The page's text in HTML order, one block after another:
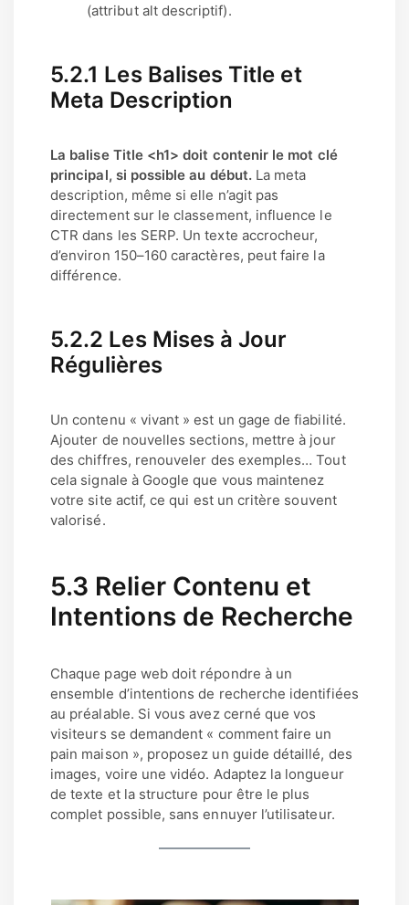
(attribut alt descriptif).
5.2.1 Les Balises Title et
Meta Description
La balise Title <h1> doit contenir le mot clé
principal, si possible au début.La meta
description, même si elle n’agit pas
directement sur le classement, influence le
CTR dans les SERP. Un texte accrocheur,
d’environ 150–160 caractères, peut faire la
différence.
5.2.2 Les Mises à Jour
Régulières
Un contenu « vivant » est un gage de fiabilité.
Ajouter de nouvelles sections, mettre à jour
des chiffres, renouveler des exemples… Tout
cela signale à Google que vous maintenez
votre site actif, ce qui est un critère souvent
valorisé.
5.3 Relier Contenu et
Intentions de Recherche
Chaque page web doit répondre à un
ensemble d’intentions de recherche identifiées
au préalable. Si vous avez cerné que vos
visiteurs se demandent « comment faire un
pain maison », proposez un guide détaillé, des
images, voire une vidéo. Adaptez la longueur
de texte et la structure pour être le plus
complet possible, sans ennuyer l’utilisateur.